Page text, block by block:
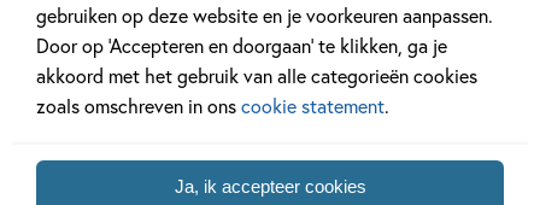
gebruiken op deze website en je voorkeuren aanpassen.
Door op ‘Accepteren en doorgaan’ te klikken, ga je
akkoord met het gebruik van alle categorieën cookies
zoals omschreven in onscookie statement.
Ja, ik accepteer cookies
Meer van deze auteur